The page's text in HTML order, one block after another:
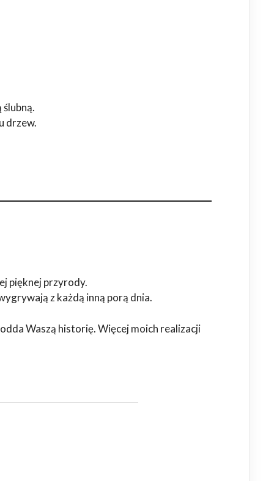
drzew.
pięknej przyrody.
z każdą inną porą dnia.
Waszą historię. Więcej moich realizacji